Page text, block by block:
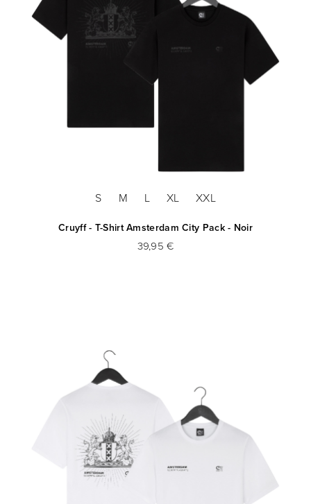
S M L XL XXL
Cruyff - T-Shirt Amsterdam City Pack - Noir
39,95 €